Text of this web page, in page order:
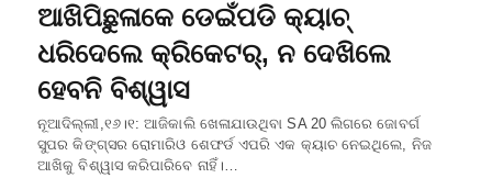
ଆଖିପିଛୁଳାକେ ଡେଇଁପଡି କ୍ୟାଚ୍‌
ଧରିଦେଲେ କ୍ରିକେଟର୍‌, ନ ଦେଖିଲେ
ହେବନି ବିଶ୍ୱାସ
ନୂଆଦିଲ୍ଲୀ,୧୬।୧: ଆଜିକାଲି ଖେଳାଯାଉଥିବା SA 20 ଲିଗରେ ଜୋବର୍ଗ
ସୁପର କିଙ୍ଗ୍ସର ରୋମାରିଓ ଶେଫର୍ଡ ଏପରି ଏକ କ୍ୟାଚ ନେଇଥିଲେ, ନିଜ
ଆଖିକୁ ବିଶ୍ୱାସ କରିପାରିବେ ନାହିଁ।…